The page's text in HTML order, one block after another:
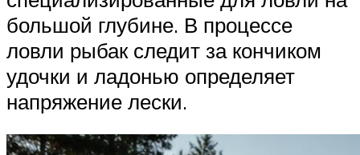
большой глубине. В процессе
ловли рыбак следит за кончиком
удочки и ладонью определяет
напряжение лески.